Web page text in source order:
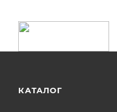
КАТАЛОГ